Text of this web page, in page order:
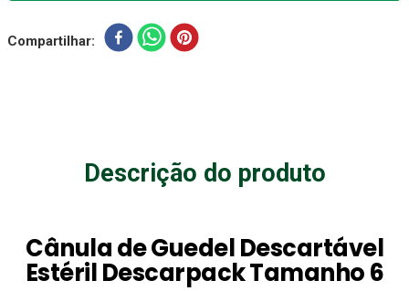
Compartilhar
Descrição do produto
Cânula de Guedel Descartável
Estéril Descarpack Tamanho 6